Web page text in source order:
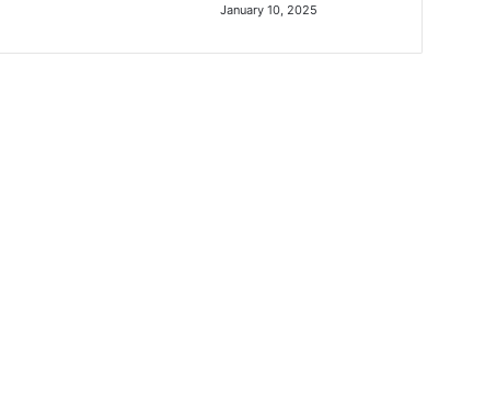
January 10, 2025